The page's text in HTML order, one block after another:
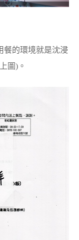
餐的環境就是沈浸
圖)。